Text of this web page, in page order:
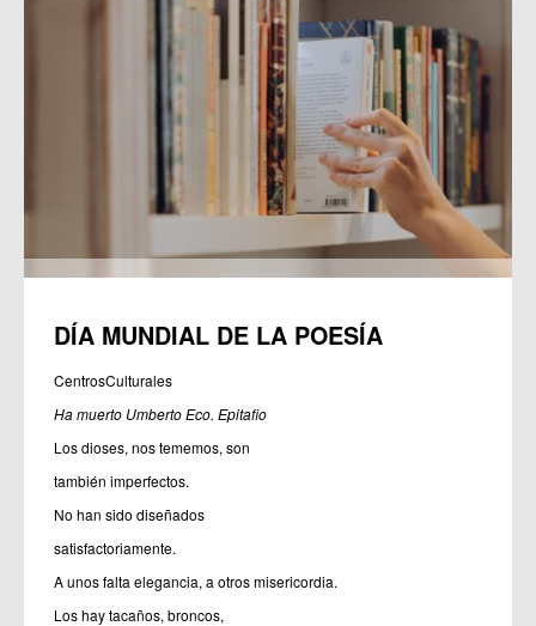
DÍA MUNDIAL DE LA POESÍA
CentrosCulturales
Ha muerto Umberto Eco. Epitafio
Los dioses, nos tememos, son
también imperfectos.
No han sido diseñados
satisfactoriamente.
A unos falta elegancia, a otros misericordia.
Los hay tacaños, broncos,